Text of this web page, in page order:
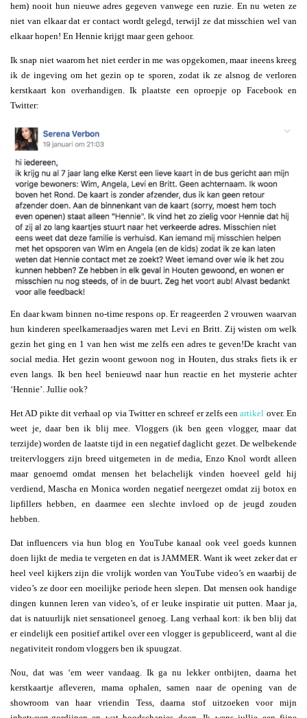
hem) nooit hun nieuwe adres gegeven vanwege een ruzie. En nu weten ze
niet van elkaar dat er contact wordt gelegd, terwijl ze dat misschien wel van
elkaar hopen! En Hennie krijgt maar geen gehoor.
Ik snap niet waarom het niet eerder in me was opgekomen, maar ineens kreeg
ik de ingeving om het gezin op te sporen, zodat ik ze alsnog de verloren
kerstkaart kon overhandigen. Ik plaatste een oproepje op Facebook en
Twitter:
En daar kwam binnen no-time respons op. Er reageerden 2 vrouwen waarvan
hun kinderen speelkameraadjes waren met Levi en Britt. Zij wisten om welk
gezin het ging en 1 van hen wist me zelfs een adres te geven!De kracht van
social media. Het gezin woont gewoon nog in Houten, dus straks fiets ik er
even langs. Ik ben heel benieuwd naar hun reactie en het mysterie achter
‘Hennie’. Jullie ook?
Het AD pikte dit verhaal op via Twitter en schreef er zelfs eenartikel over. En
weet je, daar ben ik blij mee. Vloggers (ik ben geen vlogger, maar dat
terzijde) worden de laatste tijd in een negatief daglicht gezet. De welbekende
treitervloggers zijn breed uitgemeten in de media, Enzo Knol wordt alleen
maar genoemd omdat mensen het belachelijk vinden hoeveel geld hij
verdiend, Mascha en Monica worden negatief neergezet omdat zij botox en
lipfillers hebben, en daarmee een slechte invloed op de jeugd zouden
hebben.
Dat influencers via hun blog en YouTube kanaal ook veel goeds kunnen
doen lijkt de media te vergeten en dat is JAMMER. Want ik weet zeker dat er
heel veel kijkers zijn die vrolijk worden van YouTube video’s en waarbij de
video’s ze door een moeilijke periode heen slepen. Dat mensen ook handige
dingen kunnen leren van video’s, of er leuke inspiratie uit putten. Maar ja,
dat is natuurlijk niet sensationeel genoeg. Lang verhaal kort: ik ben blij dat
er eindelijk een positief artikel over een vlogger is gepubliceerd, want al die
negativiteit rondom vloggers ben ik spuugzat.
Nou, dat was ‘em weer vandaag. Ik ga nu lekker ontbijten, daarna het
kerstkaartje afleveren, mama ophalen, samen naar de opening van de
showroom van haar vriendin Tess, daarna stof uitzoeken voor mijn